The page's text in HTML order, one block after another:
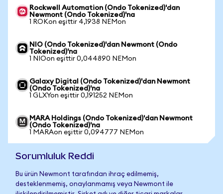
Rockwell Automation (Ondo Tokenized)'dan
Newmont (Ondo Tokenized)'na
1 ROKon eşittir 4,1938 NEMon
NIO (Ondo Tokenized)'dan Newmont (Ondo
Tokenized)'na
1 NIOon eşittir 0,044890 NEMon
Galaxy Digital (Ondo Tokenized)'dan Newmont
(Ondo Tokenized)'na
1 GLXYon eşittir 0,191252 NEMon
MARA Holdings (Ondo Tokenized)'dan Newmont
(Ondo Tokenized)'na
1 MARAon eşittir 0,094777 NEMon
Sorumluluk Reddi
Bu ürün Newmont tarafından ihraç edilmemiş,
desteklenmemiş, onaylanmamış veya Newmont ile